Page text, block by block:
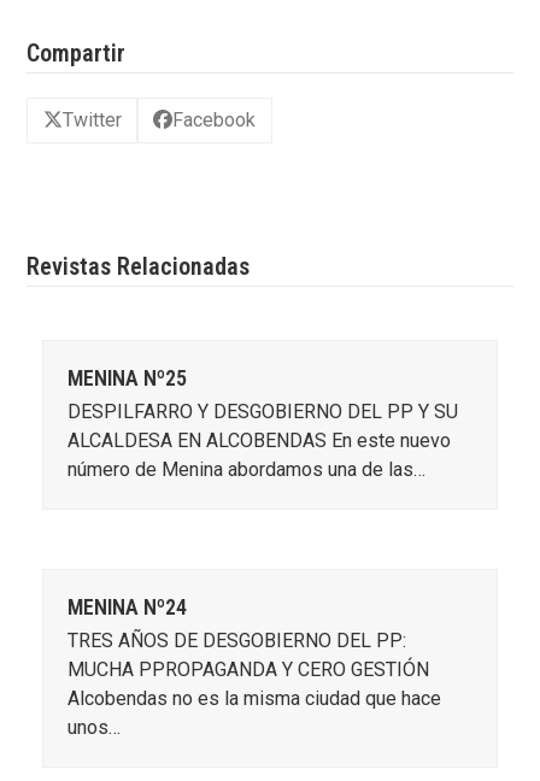
Compartir
Twitter Facebook
Revistas Relacionadas
MENINA Nº25
DESPILFARRO Y DESGOBIERNO DEL PP Y SU
ALCALDESA EN ALCOBENDAS En este nuevo
número de Menina abordamos una de las…
MENINA Nº24
TRES AÑOS DE DESGOBIERNO DEL PP:
MUCHA PPROPAGANDA Y CERO GESTIÓN
Alcobendas no es la misma ciudad que hace
unos…